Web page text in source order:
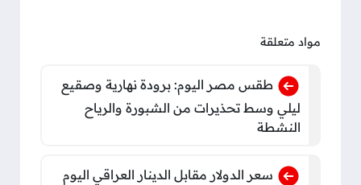
مواد متعلقة
طقس مصر اليوم: برودة نهارية وصقيع
ليلي وسط تحذيرات من الشبورة والرياح
النشطة
سعر الدولار مقابل الدينار العراقي اليوم